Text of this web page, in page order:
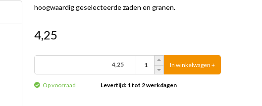
hoogwaardig geselecteerde zaden en granen.
4,25
4,25 In winkelwagen +
Op voorraad Levertijd: 1 tot 2 werkdagen